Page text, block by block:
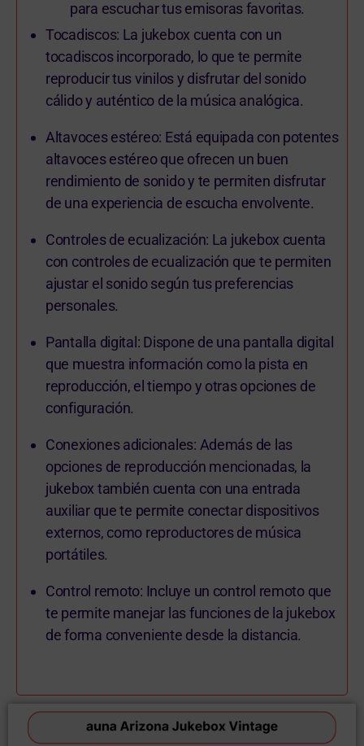
para escuchar tus emisoras favoritas.
Tocadiscos: La jukebox cuenta con un
tocadiscos incorporado, lo que te permite
reproducir tus vinilos y disfrutar del sonido
cálido y auténtico de la música analógica.
Altavoces estéreo: Está equipada con potentes
altavoces estéreo que ofrecen un buen
rendimiento de sonido y te permiten disfrutar
de una experiencia de escucha envolvente.
Controles de ecualización: La jukebox cuenta
con controles de ecualización que te permiten
ajustar el sonido según tus preferencias
personales.
Pantalla digital: Dispone de una pantalla digital
que muestra información como la pista en
reproducción, el tiempo y otras opciones de
configuración.
Conexiones adicionales: Además de las
opciones de reproducción mencionadas, la
jukebox también cuenta con una entrada
auxiliar que te permite conectar dispositivos
externos, como reproductores de música
portátiles.
Control remoto: Incluye un control remoto que
te permite manejar las funciones de la jukebox
de forma conveniente desde la distancia.